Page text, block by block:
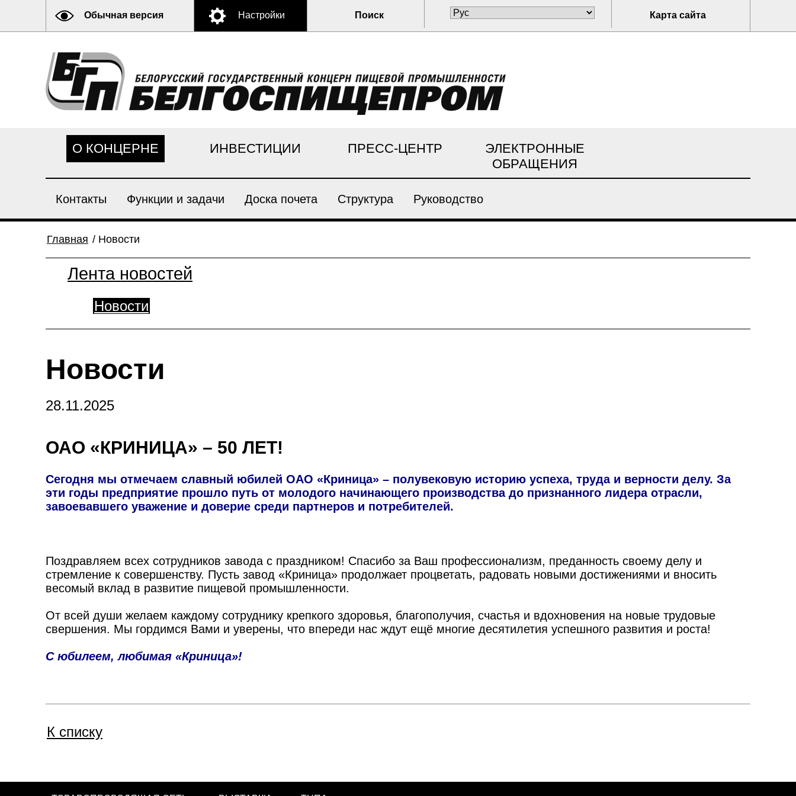
Обычная версия Настройки Поиск Карта сайта
О КОНЦЕРНЕ ИНВЕСТИЦИИ ПРЕСС-ЦЕНТР
ЭЛЕКТРОННЫЕ
ОБРАЩЕНИЯ
Контакты Функции и задачи Доска почета Структура Руководство
Главная / Новости
Лента новостей
Новости
Новости
28.11.2025
ОАО «КРИНИЦА» – 50 ЛЕТ!
Сегодня мы отмечаем славный юбилей ОАО «Криница» – полувековую историю успеха, труда и верности делу. За
эти годы предприятие прошло путь от молодого начинающего производства до признанного лидера отрасли,
завоевавшего уважение и доверие среди партнеров и потребителей.
Поздравляем всех сотрудников завода с праздником! Спасибо за Ваш профессионализм, преданность своему делу и
стремление к совершенству. Пусть завод «Криница» продолжает процветать, радовать новыми достижениями и вносить
весомый вклад в развитие пищевой промышленности.
От всей души желаем каждому сотруднику крепкого здоровья, благополучия, счастья и вдохновения на новые трудовые
свершения. Мы гордимся Вами и уверены, что впереди нас ждут ещё многие десятилетия успешного развития и роста!
С юбилеем, любимая «Криница»!
К списку